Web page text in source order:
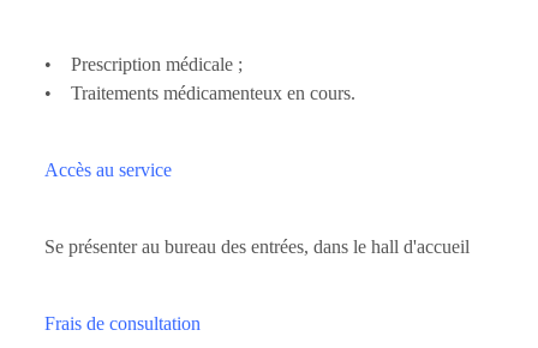
• Prescription médicale ;
• Traitements médicamenteux en cours.
Accès au service
Se présenter au bureau des entrées, dans le hall d'accueil
Frais de consultation